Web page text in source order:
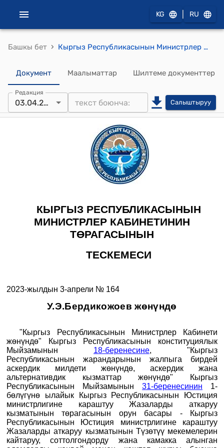
KG RU
Башкы бет › Кыргыз Республикасынын Министрлер Кабинетинин Төрагасынын 2023-жылдын 3-апрелиндеги № 164 "У.Э.Бердикожоев жөнүндө" тескемеси
Документ Маалыматтар Шилтеме документтер
Редакция
03.04.2023 Салыштыруу